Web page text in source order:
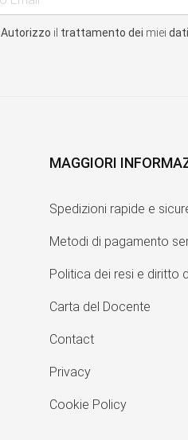
Autorizzo il trattamento dei miei
MAGGIORI
Spedizioni rapide e
Metodi di pagamento
Politica dei resi e diritto
Carta del Docente
Contact
Privacy
Cookie Policy